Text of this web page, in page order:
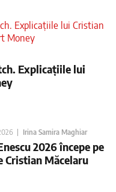
Explicațiile lui
Irina Samira Maghiar
2026 începe pe
Cristian Măcelaru